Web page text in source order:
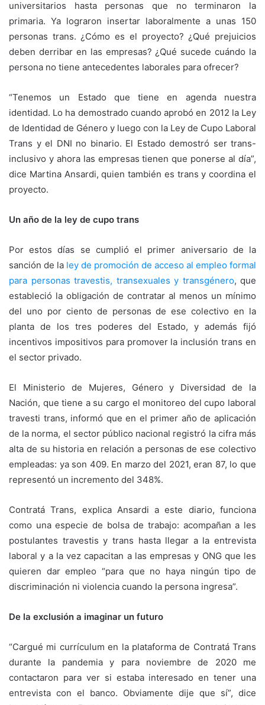
universitarios hasta personas que no terminaron la
primaria. Ya lograron insertar laboralmente a unas 150
personas trans. ¿Cómo es el proyecto? ¿Qué prejuicios
deben derribar en las empresas? ¿Qué sucede cuándo la
persona no tiene antecedentes laborales para ofrecer?
“Tenemos un Estado que tiene en agenda nuestra
identidad. Lo ha demostrado cuando aprobó en 2012 la Ley
de Identidad de Género y luego con la Ley de Cupo Laboral
Trans y el DNI no binario. El Estado demostró ser trans-
inclusivo y ahora las empresas tienen que ponerse al día”,
dice Martina Ansardi, quien también es trans y coordina el
proyecto.
Un año de la ley de cupo trans
Por estos días se cumplió el primer aniversario de la
sanción de la ley de promoción de acceso al empleo formal
para personas travestis, transexuales y transgénero, que
estableció la obligación de contratar al menos un mínimo
del uno por ciento de personas de ese colectivo en la
planta de los tres poderes del Estado, y además fijó
incentivos impositivos para promover la inclusión trans en
el sector privado.
El Ministerio de Mujeres, Género y Diversidad de la
Nación, que tiene a su cargo el monitoreo del cupo laboral
travesti trans, informó que en el primer año de aplicación
de la norma, el sector público nacional registró la cifra más
alta de su historia en relación a personas de ese colectivo
empleadas: ya son 409. En marzo del 2021, eran 87, lo que
representó un incremento del 348%.
Contratá Trans, explica Ansardi a este diario, funciona
como una especie de bolsa de trabajo: acompañan a les
postulantes travestis y trans hasta llegar a la entrevista
laboral y a la vez capacitan a las empresas y ONG que les
quieren dar empleo “para que no haya ningún tipo de
discriminación ni violencia cuando la persona ingresa”.
De la exclusión a imaginar un futuro
“Cargué mi currículum en la plataforma de Contratá Trans
durante la pandemia y para noviembre de 2020 me
contactaron para ver si estaba interesado en tener una
entrevista con el banco. Obviamente dije que sí”, dice